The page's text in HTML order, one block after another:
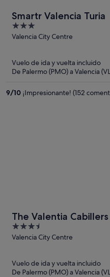
Smartr Valencia Turia
3
out
Valencia City Centre
Vuelo de ida y vuelta incluido
De Palermo (PMO) a Valencia
9/10 ¡Impresionante! (152
The Valentia
3.5
out
Valencia City Centre
Vuelo de ida y vuelta incluido
De Palermo (PMO) a Valencia